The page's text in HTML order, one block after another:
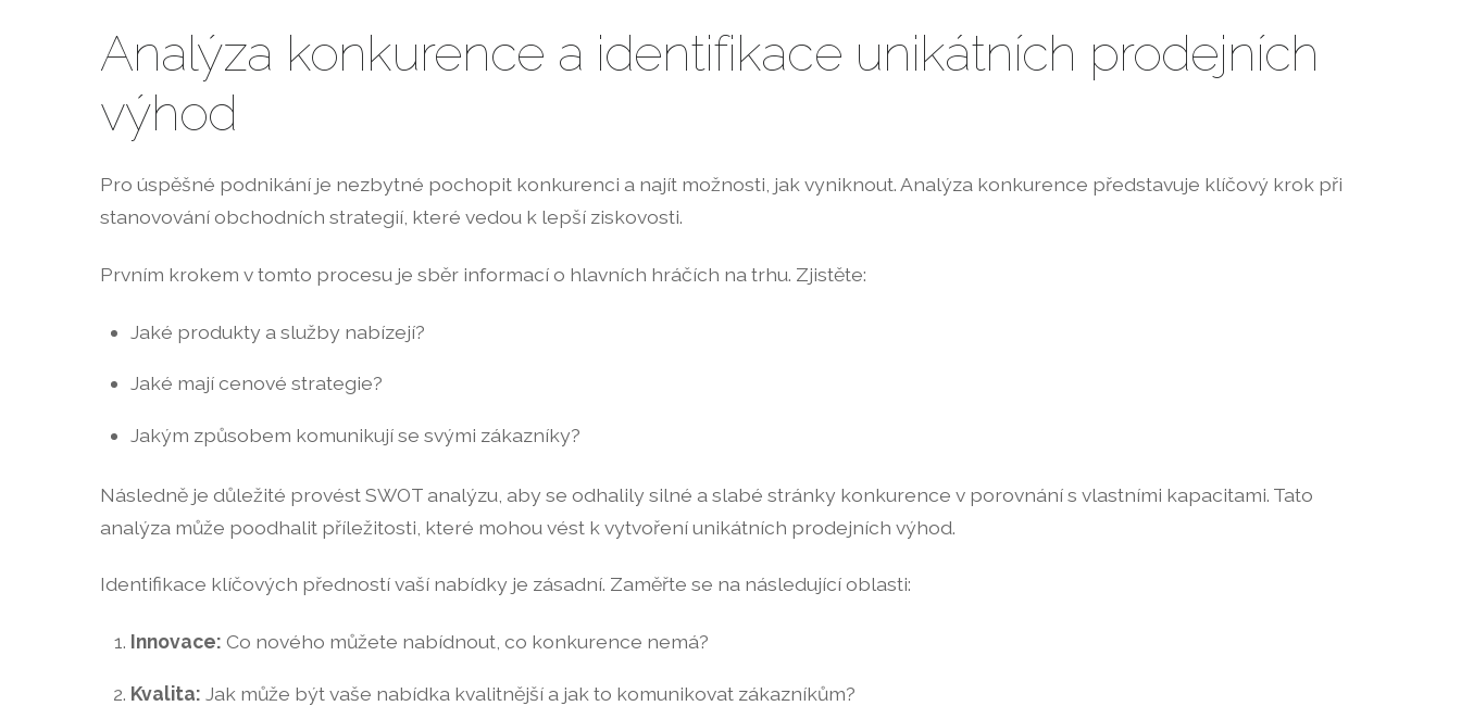
Analýza konkurence a identifikace unikátních prodejních
výhod
Pro úspěšné podnikání je nezbytné pochopit konkurenci a najít možnosti, jak vyniknout. Analýza konkurence představuje klíčový krok při
stanovování obchodních strategií, které vedou k lepší ziskovosti.
Prvním krokem v tomto procesu je sběr informací o hlavních hráčích na trhu. Zjistěte:
Jaké produkty a služby nabízejí?
Jaké mají cenové strategie?
Jakým způsobem komunikují se svými zákazníky?
Následně je důležité provést SWOT analýzu, aby se odhalily silné a slabé stránky konkurence v porovnání s vlastními kapacitami. Tato
analýza může poodhalit příležitosti, které mohou vést k vytvoření unikátních prodejních výhod.
Identifikace klíčových předností vaší nabídky je zásadní. Zaměřte se na následující oblasti:
Innovace: Co nového můžete nabídnout, co konkurence nemá?
Kvalita: Jak může být vaše nabídka kvalitnější a jak to komunikovat zákazníkům?